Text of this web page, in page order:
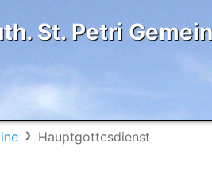
St. Petri
Hauptgottesdienst